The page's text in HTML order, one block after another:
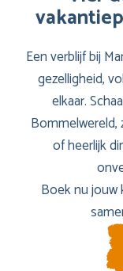
Een verblijf bij
gezelligheid,
elkaar.
of heerlijk
Boek nu jouw